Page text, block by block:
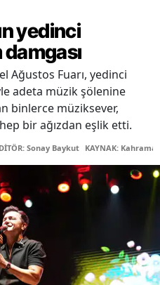
yedinci
Ağustos Fuarı, yedinci
adeta müzik şölenine
binlerce müziksever,
bir ağızdan eşlik etti.
Sonay Baykut KAYNAK: